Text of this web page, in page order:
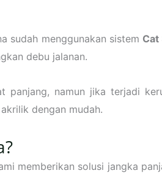
sudah menggunakan sistem Cat
debu jalanan.
panjang, namun jika terjadi
dengan mudah.
memberikan solusi jangka